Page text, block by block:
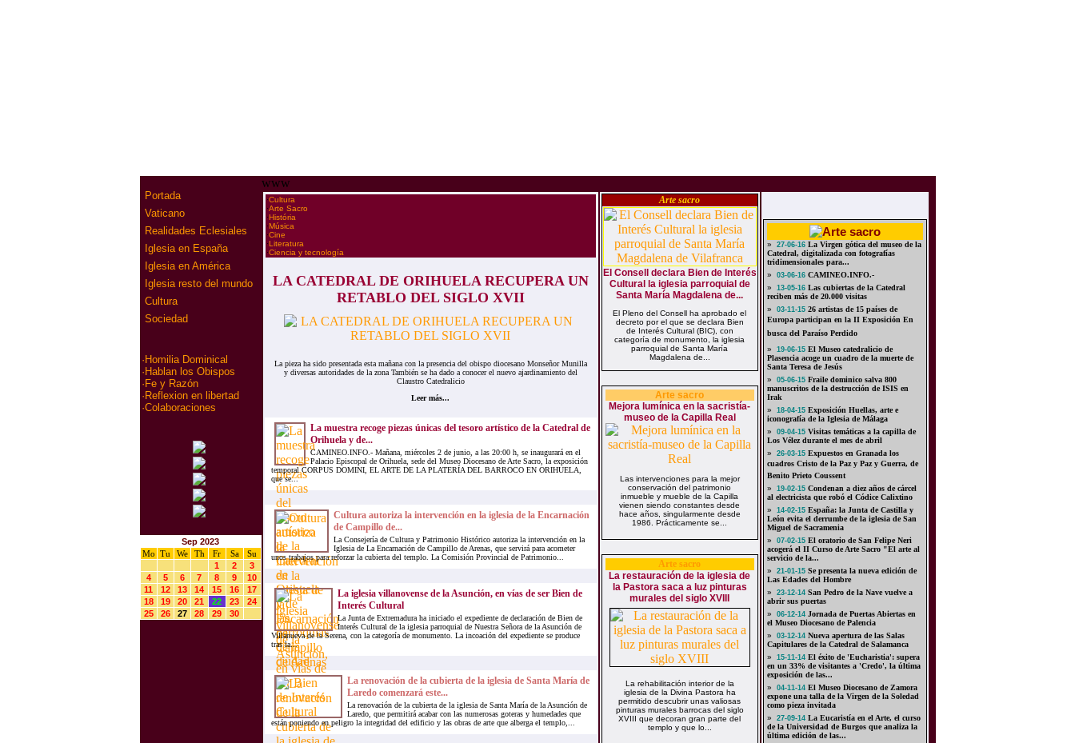
Portada
Vaticano
Realidades Eclesiales
Iglesia en España
Iglesia en América
Iglesia resto del mundo
Cultura
Sociedad
· Homilia Dominical
· Hablan los Obispos
· Fe y Razón
· Reflexion en libertad
·Colaboraciones
Sep 2023
Mo Tu We Th Fr Sa
Su
1
2
3
4
5 6 7 8 9
10
11
12 13 14 15 16
17
18
19 20 21 22 23
24
25
26 27 28 29 30
www
·Cultura
·Arte Sacro
·História
·Música
·Cine
·Literatura
·Ciencia y tecnología
LA CATEDRAL DE ORIHUELA RECUPERA UN
RETABLO DEL SIGLO XVII
La pieza ha sido presentada esta mañana con la presencia del obispo diocesano Monseñor Munilla
y diversas autoridades de la zona También se ha dado a conocer el nuevo ajardinamiento del
Claustro Catedralicio
Leer más...
La muestra recoge piezas únicas del tesoro artístico de la Catedral de
Orihuela y de...
CAMINEO.INFO.- Mañana, miércoles 2 de junio, a las 20:00 h, se inaugurará en el
Palacio Episcopal de Orihuela, sede del Museo Diocesano de Arte Sacro, la exposición
temporal CORPUS DOMINI, EL ARTE DE LA PLATERÍA DEL BARROCO EN ORIHUELA,
que se...
Cultura autoriza la intervención en la iglesia de la Encarnación
de Campillo de...
La Consejería de Cultura y Patrimonio Histórico autoriza la intervención en la
Iglesia de La Encarnación de Campillo de Arenas, que servirá para acometer
unos trabajos para reforzar la cubierta del templo. La Comisión Provincial de Patrimonio...
La iglesia villanovense de la Asunción, en vías de ser Bien de
Interés Cultural
La Junta de Extremadura ha iniciado el expediente de declaración de Bien de
Interés Cultural de la iglesia parroquial de Nuestra Señora de la Asunción de
Villanueva de la Serena, con la categoría de monumento. La incoación del expediente se produce
tras la...
La renovación de la cubierta de la iglesia de Santa María de
Laredo comenzará este...
La renovación de la cubierta de la iglesia de Santa María de la Asunción de
Laredo, que permitirá acabar con las numerosas goteras y humedades que
están poniendo en peligro la integridad del edificio y las obras de arte que alberga el templo,...
Arte sacro
El Consell declara Bien de Interés
Cultural la iglesia parroquial de
Santa María Magdalena de...
El Pleno del Consell ha aprobado el
decreto por el que se declara Bien
de Interés Cultural (BIC), con
categoría de monumento, la iglesia
parroquial de Santa María
Magdalena de...
Arte sacro
Mejora lumínica en la sacristía-
museo de la Capilla Real
Las intervenciones para la mejor
conservación del patrimonio
inmueble y mueble de la Capilla
vienen siendo constantes desde
hace años, singularmente desde
1986. Prácticamente se...
Arte sacro
La restauración de la iglesia de
la Pastora saca a luz pinturas
murales del siglo XVIII
La rehabilitación interior de la
iglesia de la Divina Pastora ha
permitido descubrir unas valiosas
pinturas murales barrocas del siglo
XVIII que decoran gran parte del
templo y que lo...
» 27-06-16La Virgen gótica del museo de la
Catedral, digitalizada con fotografías
tridimensionales para...
»
03-06-16CAMINEO.INFO.-
»
13-05-16Las cubiertas de la Catedral
reciben más de 20.000 visitas
»
03-11-1526 artistas de 15 países de
Europa participan en la II Exposición En
busca del Paraíso Perdido
»
19-06-15El Museo catedralicio de
Plasencia acoge un cuadro de la muerte de
Santa Teresa de Jesús
»
05-06-15Fraile dominico salva 800
manuscritos de la destrucción de ISIS en
Irak
»
18-04-15Exposición Huellas, arte e
iconografía de la Iglesia de Málaga
»
09-04-15Visitas temáticas a la capilla de
Los Vélez durante el mes de abril
»
26-03-15Expuestos en Granada los
cuadros Cristo de la Paz y Paz y Guerra, de
Benito Prieto Coussent
»
19-02-15Condenan a diez años de cárcel
al electricista que robó el Códice Calixtino
»
14-02-15España: la Junta de Castilla y
León evita el derrumbe de la iglesia de San
Miguel de Sacramenia
»
07-02-15El oratorio de San Felipe Neri
acogerá el II Curso de Arte Sacro "El arte al
servicio de la...
»
21-01-15Se presenta la nueva edición de
Las Edades del Hombre
»
23-12-14San Pedro de la Nave vuelve a
abrir sus puertas
»
06-12-14Jornada de Puertas Abiertas en
el Museo Diocesano de Palencia
»
03-12-14Nueva apertura de las Salas
Capitulares de la Catedral de Salamanca
»
15-11-14El éxito de 'Eucharistia': supera
en un 33% de visitantes a 'Credo', la última
exposición de las...
»
04-11-14El Museo Diocesano de Zamora
expone una talla de la Virgen de la Soledad
como pieza invitada
»
27-09-14La Eucaristía en el Arte, el curso
de la Universidad de Burgos que analiza la
última edición de las...